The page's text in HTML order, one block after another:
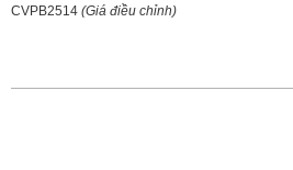
ngành
So
CVPB2514 (Giá điều chỉnh)